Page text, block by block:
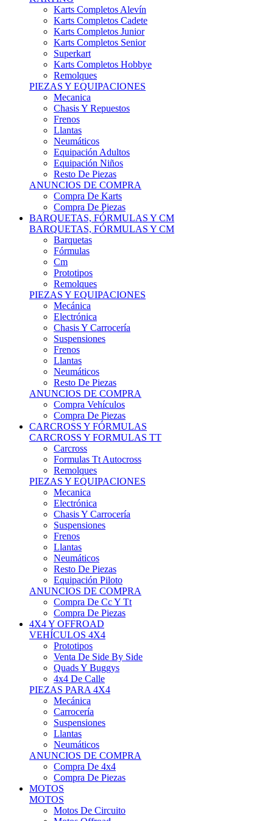
Karts Completos Alevín
Karts Completos Cadete
Karts Completos Junior
Karts Completos Senior
Superkart
Karts Completos Hobbye
Remolques
PIEZAS Y EQUIPACIONES
Mecanica
Chasis Y Repuestos
Frenos
Llantas
Neumáticos
Equipación Adultos
Equipación Niños
Resto De Piezas
ANUNCIOS DE COMPRA
Compra De Karts
Compra De Piezas
BARQUETAS, FÓRMULAS Y CM
BARQUETAS, FÓRMULAS Y CM
Barquetas
Fórmulas
Cm
Prototipos
Remolques
PIEZAS Y EQUIPACIONES
Mecánica
Electrónica
Chasis Y Carrocería
Suspensiones
Frenos
Llantas
Neumáticos
Resto De Piezas
ANUNCIOS DE COMPRA
Compra Vehículos
Compra De Piezas
CARCROSS Y FÓRMULAS
CARCROSS Y FORMULAS TT
Carcross
Formulas Tt Autocross
Remolques
PIEZAS Y EQUIPACIONES
Mecanica
Electrónica
Chasis Y Carrocería
Suspensiones
Frenos
Llantas
Neumáticos
Resto De Piezas
Equipación Piloto
ANUNCIOS DE COMPRA
Compra De Cc Y Tt
Compra De Piezas
4X4 Y OFFROAD
VEHÍCULOS 4X4
Prototipos
Venta De Side By Side
Quads Y Buggys
4x4 De Calle
PIEZAS PARA 4X4
Mecánica
Carrocería
Suspensiones
Llantas
Neumáticos
ANUNCIOS DE COMPRA
Compra De 4x4
Compra De Piezas
MOTOS
MOTOS
Motos De Circuito